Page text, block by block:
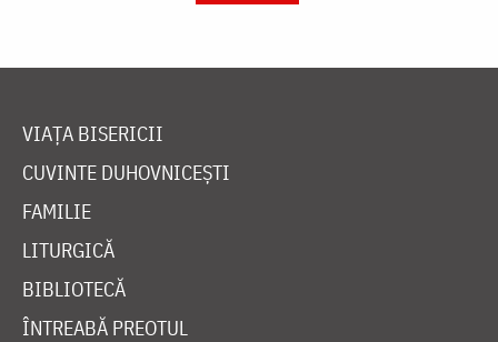
VIAȚA BISERICII
CUVINTE DUHOVNICEȘTI
FAMILIE
LITURGICĂ
BIBLIOTECĂ
ÎNTREABĂ PREOTUL